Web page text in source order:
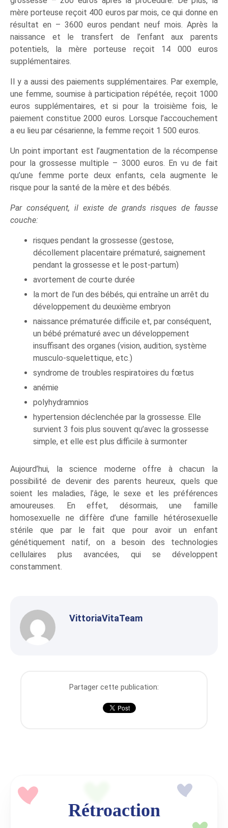
mère porteuse reçoit 400 euros par mois, ce qui donne en
résultat en – 3600 euros pendant neuf mois. Après la
naissance et le transfert de l’enfant aux parents
potentiels, la mère porteuse reçoit 14 000 euros
supplémentaires.
Il y a aussi des paiements supplémentaires. Par exemple,
une femme, soumise à participation répétée, reçoit 1000
euros supplémentaires, et si pour la troisième fois, le
paiement constitue 2000 euros. Lorsque l’accouchement
a eu lieu par césarienne, la femme reçoit 1 500 euros.
Un point important est l’augmentation de la récompense
pour la grossesse multiple – 3000 euros. En vu de fait
qu’une femme porte deux enfants, cela augmente le
risque pour la santé de la mère et des bébés.
Par conséquent, il existe de grands risques de fausse
couche:
risques pendant la grossesse (gestose,
décollement placentaire prématuré, saignement
pendant la grossesse et le post-partum)
avortement de courte durée
la mort de l’un des bébés, qui entraîne un arrêt du
développement du deuxième embryon
naissance prématurée difficile et, par conséquent,
un bébé prématuré avec un développement
insuffisant des organes (vision, audition, système
musculo-squelettique, etc.)
syndrome de troubles respiratoires du fœtus
anémie
polyhydramnios
hypertension déclenchée par la grossesse. Elle
survient 3 fois plus souvent qu’avec la grossesse
simple, et elle est plus difficile à surmonter
Aujourd’hui, la science moderne offre à chacun la
possibilité de devenir des parents heureux, quels que
soient les maladies, l’âge, le sexe et les préférences
amoureuses. En effet, désormais, une famille
homosexuelle ne diffère d’une famille hétérosexuelle
stérile que par le fait que pour avoir un enfant
génétiquement natif, on a besoin des technologies
cellulaires plus avancées, qui se développent
constamment.
VittoriaVitaTeam
Partager cette publication:
Rétroaction